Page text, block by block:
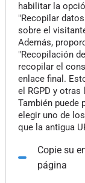
habilitar la
"Recopilar
sobre el
Además,
"Recopilación
recopilar el
enlace final.
el RGPD y
También puede
elegir uno de
que la antigua
Copie su
página